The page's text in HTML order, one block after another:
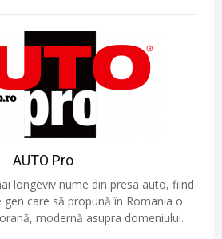
AUTO Pro
longeviv nume din presa auto, fiind
care să propună în Romania o
modernă asupra domeniului.